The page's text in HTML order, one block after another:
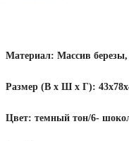
Материал: Массив березы,
Размер (В х Ш х Г):
Цвет: темный тон/6-